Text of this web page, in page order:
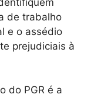
de trabalho
e o assédio
prejudiciais à
do PGR é a